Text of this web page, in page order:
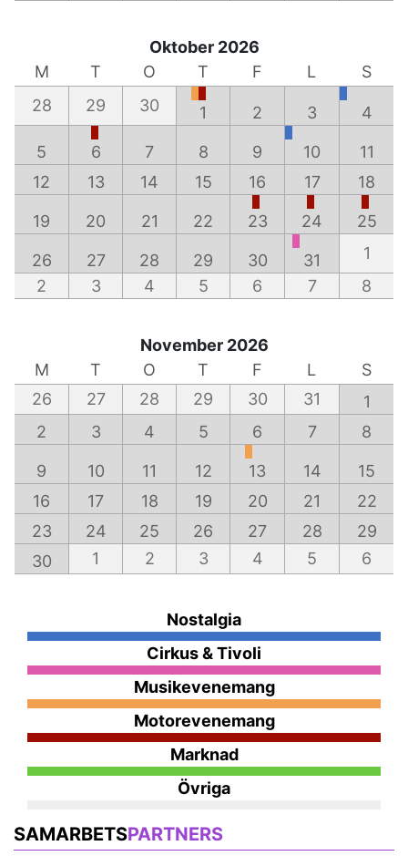
Oktober 2026
M
T O T F L
S
28
29 30 1 2 3 4
5 6 7 8 9 10
11
12
13 14 15 16 17 18
19 20 21 22 23 24 25
26 27 28 29 30 31
1
2
3 4 5 6 7 8
November 2026
M
T O T F L
S
26
27 28 29 30 31
1
2
3 4 5 6 7 8
9 10 11 12 13 14
15
16
17 18 19 20 21
22
23
24 25 26 27 28
29
30
1 2 3 4 5 6
Nostalgia
Cirkus & Tivoli
Musikevenemang
Motorevenemang
Marknad
Övriga
SAMARBETSPARTNERS